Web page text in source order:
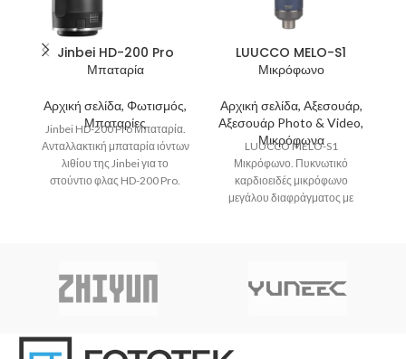
Jinbei HD-200 Pro
Μπαταρία
Αρχική σελίδα, Φωτισμός,
Μπαταρίες
Jinbei HD-200 Pro Μπαταρία.
Ανταλλακτική μπαταρία ιόντων
λιθίου της Jinbei για το
στούντιο φλας HD-200 Pro.
LUUCCO MELO-S1
Μικρόφωνο
Αρχική σελίδα, Αξεσουάρ,
Αξεσουάρ Photo & Video,
Μικρόφωνα
LUUCCO MELO-S1
Μικρόφωνο. Πυκνωτικό
καρδιοειδές μικρόφωνο
μεγάλου διαφράγματος με